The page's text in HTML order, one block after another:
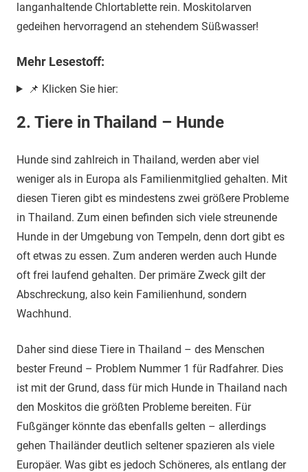
langanhaltende Chlortablette rein. Moskitolarven
gedeihen hervorragend an stehendem Süßwasser!
Mehr Lesestoff:
📌 Klicken Sie hier:
2. Tiere in Thailand – Hunde
Hunde sind zahlreich in Thailand, werden aber viel
weniger als in Europa als Familienmitglied gehalten. Mit
diesen Tieren gibt es mindestens zwei größere Probleme
in Thailand. Zum einen befinden sich viele streunende
Hunde in der Umgebung von Tempeln, denn dort gibt es
oft etwas zu essen. Zum anderen werden auch Hunde
oft frei laufend gehalten. Der primäre Zweck gilt der
Abschreckung, also kein Familienhund, sondern
Wachhund.
Daher sind diese Tiere in Thailand – des Menschen
bester Freund – Problem Nummer 1 für Radfahrer. Dies
ist mit der Grund, dass für mich Hunde in Thailand nach
den Moskitos die größten Probleme bereiten. Für
Fußgänger könnte das ebenfalls gelten – allerdings
gehen Thailänder deutlich seltener spazieren als viele
Europäer. Was gibt es jedoch Schöneres, als entlang der